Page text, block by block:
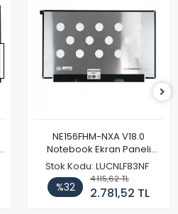
NE156FHM-NXA V18.0
Notebook Ekran Paneli
144Hz
Stok Kodu: LUCNLF83NF
%32
4.115,62 TL
2.781,52 TL